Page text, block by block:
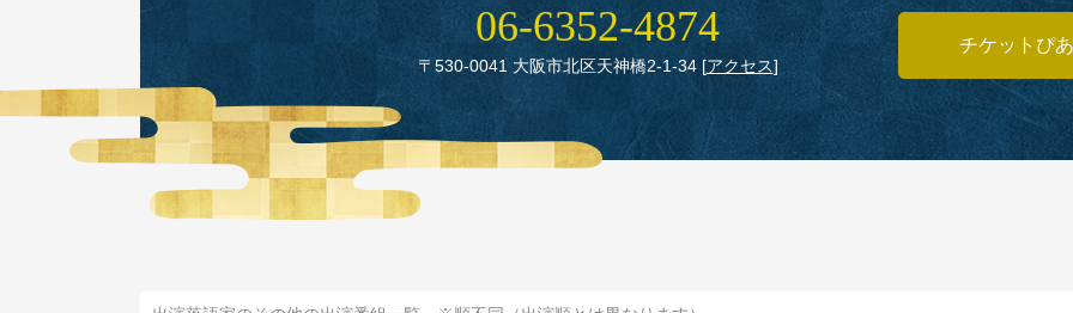
06‑6352‑4874
〒530‑0041 大阪市北区天神橋2‑1‑34[アクセス]
チケットぴ